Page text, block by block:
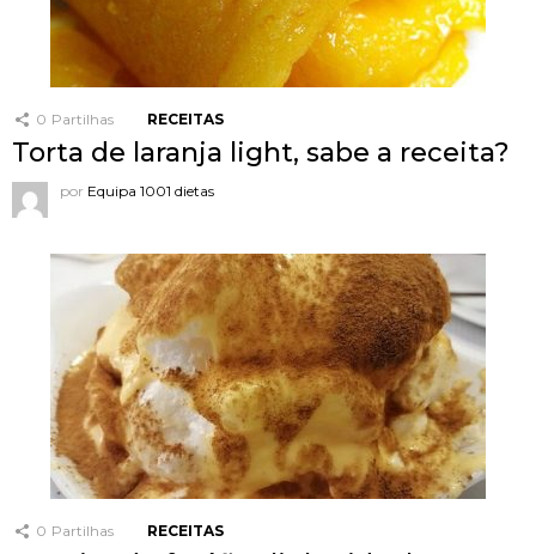
0 Partilhas RECEITAS
Torta de laranja light, sabe a receita?
por Equipa 1001 dietas
0 Partilhas RECEITAS